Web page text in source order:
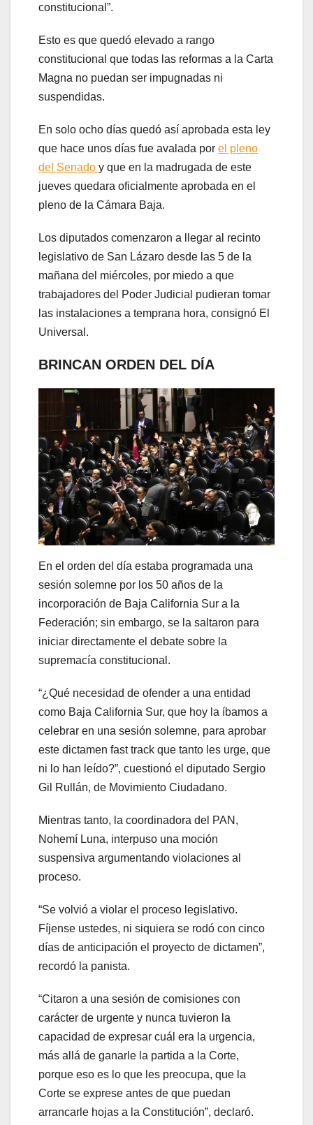
constitucional”.
Esto es que quedó elevado a rango
constitucional que todas las reformas a la Carta
Magna no puedan ser impugnadas ni
suspendidas.
En solo ocho días quedó así aprobada esta ley
que hace unos días fue avalada por el pleno
del Senado y que en la madrugada de este
jueves quedara oficialmente aprobada en el
pleno de la Cámara Baja.
Los diputados comenzaron a llegar al recinto
legislativo de San Lázaro desde las 5 de la
mañana del miércoles, por miedo a que
trabajadores del Poder Judicial pudieran tomar
las instalaciones a temprana hora, consignó El
Universal.
BRINCAN ORDEN DEL DÍA
En el orden del día estaba programada una
sesión solemne por los 50 años de la
incorporación de Baja California Sur a la
Federación; sin embargo, se la saltaron para
iniciar directamente el debate sobre la
supremacía constitucional.
“¿Qué necesidad de ofender a una entidad
como Baja California Sur, que hoy la íbamos a
celebrar en una sesión solemne, para aprobar
este dictamen fast track que tanto les urge, que
ni lo han leído?”, cuestionó el diputado Sergio
Gil Rullán, de Movimiento Ciudadano.
Mientras tanto, la coordinadora del PAN,
Nohemí Luna, interpuso una moción
suspensiva argumentando violaciones al
proceso.
“Se volvió a violar el proceso legislativo.
Fíjense ustedes, ni siquiera se rodó con cinco
días de anticipación el proyecto de dictamen”,
recordó la panista.
“Citaron a una sesión de comisiones con
carácter de urgente y nunca tuvieron la
capacidad de expresar cuál era la urgencia,
más allá de ganarle la partida a la Corte,
porque eso es lo que les preocupa, que la
Corte se exprese antes de que puedan
arrancarle hojas a la Constitución”, declaró.